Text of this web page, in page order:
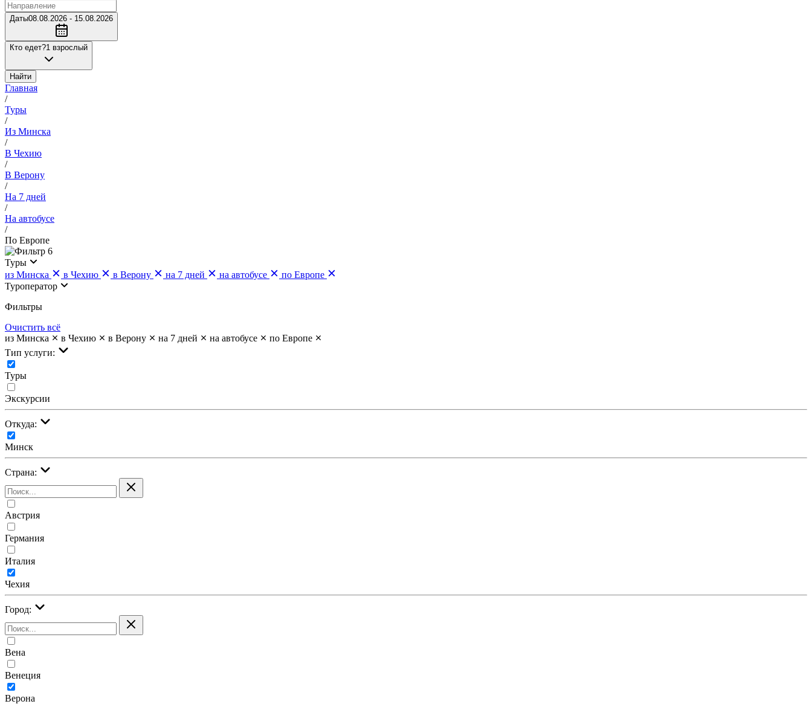
Даты08.08.2026 - 15.08.2026
Кто едет?1 взрослый
Найти
Главная
/
Туры
/
Из Минска
/
В Чехию
/
В Верону
/
На 7 дней
/
На автобусе
/
По Европе
6
Туры
из Минска
в Чехию в Верону на 7 дней на автобусе
по Европе
Туроператор
Фильтры
Очистить всё
из Минска
в Чехию в Верону на 7 дней на автобусе
по Европе
Тип услуги:
Туры
Экскурсии
Откуда:
Минск
Страна:
Австрия
Германия
Италия
Чехия
Город:
Вена
Венеция
Верона